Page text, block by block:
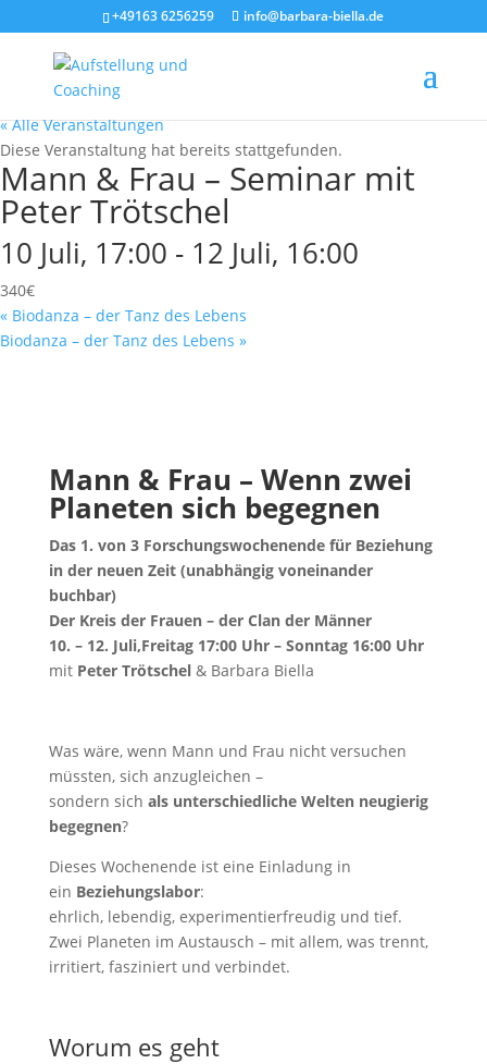
+49163 6256259 info@barbara-biella.de
« Alle Veranstaltungen
Diese Veranstaltung hat bereits stattgefunden.
Mann & Frau – Seminar mit
Peter Trötschel
10 Juli, 17:00 - 12 Juli, 16:00
340€
« Biodanza – der Tanz des Lebens
Biodanza – der Tanz des Lebens »
Mann & Frau – Wenn zwei
Planeten sich begegnen
Das 1. von 3 Forschungswochenende für Beziehung
in der neuen Zeit (unabhängig voneinander
buchbar)
Der Kreis der Frauen – der Clan der Männer
10. – 12. Juli,Freitag 17:00 Uhr – Sonntag 16:00 Uhr
mit Peter Trötschel& Barbara Biella
Was wäre, wenn Mann und Frau nicht versuchen
müssten, sich anzugleichen –
sondern sich als unterschiedliche Welten neugierig
begegnen?
Dieses Wochenende ist eine Einladung in
ein Beziehungslabor:
ehrlich, lebendig, experimentierfreudig und tief.
Zwei Planeten im Austausch – mit allem, was trennt,
irritiert, fasziniert und verbindet.
Worum es geht